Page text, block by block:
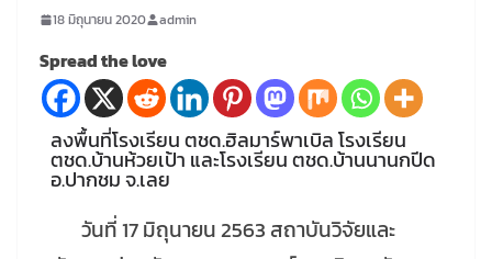
18 มิถุนายน 2020 admin
Spread the love
ลงพื้นที่โรงเรียน ตชด.ฮิลมาร์พาเบิล โรงเรียน
ตชด.บ้านห้วยเป้า และโรงเรียน ตชด.บ้านนานกปีด
อ.ปากชม จ.เลย
วันที่ 17 มิถุนายน 2563 สถาบันวิจัยและ